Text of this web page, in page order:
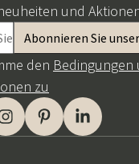
und
den Bedingungen
zu